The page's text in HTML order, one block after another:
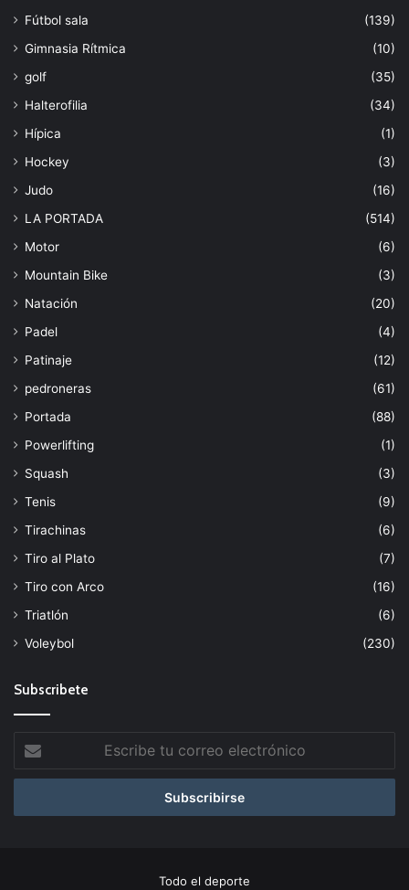
Fútbol sala
(139)
Gimnasia Rítmica
(10)
golf
(35)
Halterofilia
(34)
Hípica
(1)
Hockey
(3)
Judo
(16)
LA PORTADA
(514)
Motor
(6)
Mountain Bike
(3)
Natación
(20)
Padel
(4)
Patinaje
(12)
pedroneras
(61)
Portada
(88)
Powerlifting
(1)
Squash
(3)
Tenis
(9)
Tirachinas
(6)
Tiro al Plato
(7)
Tiro con Arco
(16)
Triatlón
(6)
Voleybol
(230)
Subscribete
tu
correo
Todo el deporte